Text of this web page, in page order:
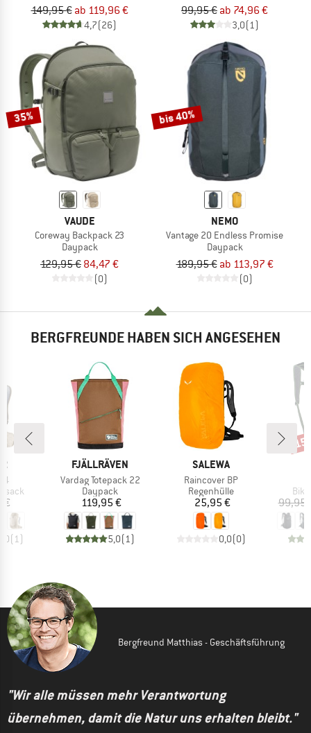
149,95 € ab 119,96 €
4,7(26)
99,95 € ab 74,96 €
3,0(1)
35%
VAUDE
Coreway Backpack 23
Daypack
129,95 € 84,47 €
(0)
bis 40%
NEMO
Vantage 20 Endless Promise
Daypack
189,95 € ab 113,97 €
(0)
BERGFREUNDE HABEN SICH ANGESEHEN
€
(1)
MARKE
FJÄLLRÄVEN
Artikel
Vardag Totepack 22
Produktgruppe
Daypack
Preis
119,95 €
5,0(1)
MARKE
SALEWA
Artikel
Raincover BP
Produktgruppe
Regenhülle
Preis
25,95 €
0,0(0)
99,95
Bergfreund Matthias - Geschäftsführung
"Wir alle müssen mehr Verantwortung
übernehmen, damit die Natur uns erhalten bleibt."